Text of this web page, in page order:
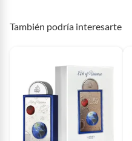
Registro sanitario
Género
También podría interesarte